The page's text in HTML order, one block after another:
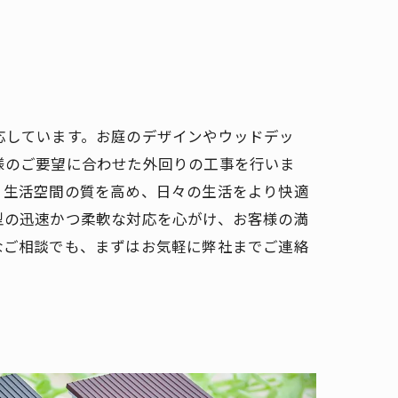
ています。お庭のデザインやウッドデッ
ご要望に合わせた外回りの工事を行いま
活空間の質を高め、日々の生活をより快適
迅速かつ柔軟な対応を心がけ、お客様の満
相談でも、まずはお気軽に弊社までご連絡